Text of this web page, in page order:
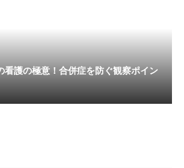
看護の極意！合併症を防ぐ観察ポイン